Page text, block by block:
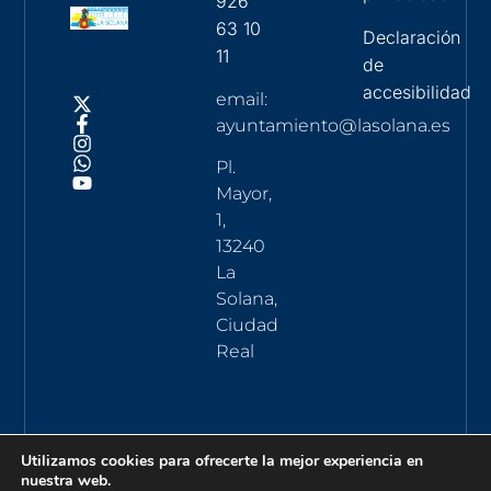
63 10
11
email:
ayuntamiento@lasolana.es
Pl.
Mayor,
1,
13240
La
Solana,
Ciudad
Real
Declaración
de
accesibilidad
Utilizamos cookies para ofrecerte la mejor experiencia en
nuestra web.